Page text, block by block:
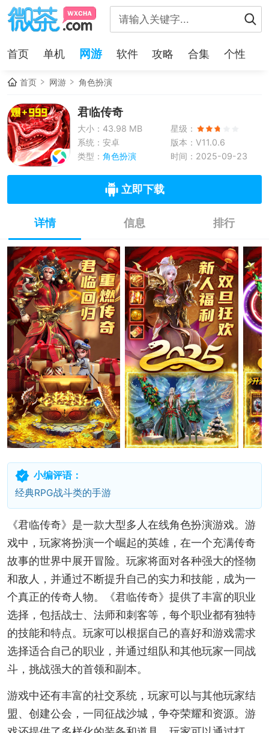
首页 单机 网游 软件 攻略 合集 个性
首页 网游 角色扮演
君临传奇
大小：43.98 MB
星级：
系统：安卓
版本：V11.0.6
类型： 角色扮演 时间：2025-09-23
立即下载
详情 信息 排行
小编评语：
经典RPG战斗类的手游
《君临传奇》是一款大型多人在线角色扮演游戏。游
戏中，玩家将扮演一个崛起的英雄，在一个充满传奇
故事的世界中展开冒险。玩家将面对各种强大的怪物
和敌人，并通过不断提升自己的实力和技能，成为一
个真正的传奇人物。《君临传奇》提供了丰富的职业
选择，包括战士、法师和刺客等，每个职业都有独特
的技能和特点。玩家可以根据自己的喜好和游戏需求
选择适合自己的职业，并通过组队和其他玩家一同战
斗，挑战强大的首领和副本。
游戏中还有丰富的社交系统，玩家可以与其他玩家结
盟、创建公会，一同征战沙城，争夺荣耀和资源。游